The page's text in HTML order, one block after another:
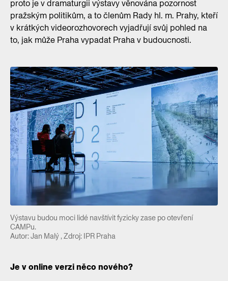
proto je v dramaturgii výstavy věnována pozornost
pražským politikům, a to členům Rady hl. m. Prahy, kteří
v krátkých videorozhovorech vyjadřují svůj pohled na
to, jak může Praha vypadat Praha v budoucnosti.
Výstavu budou moci lidé navštívit fyzicky zase po otevření
CAMPu.
Autor: Jan Malý , Zdroj: IPR Praha
Je v online verzi něco nového?